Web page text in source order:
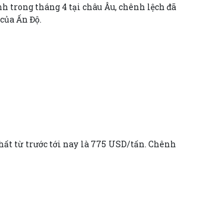
trong tháng 4 tại châu Âu, chênh lệch đã
Ấn Độ.
từ trước tới nay là 775 USD/tấn. Chênh